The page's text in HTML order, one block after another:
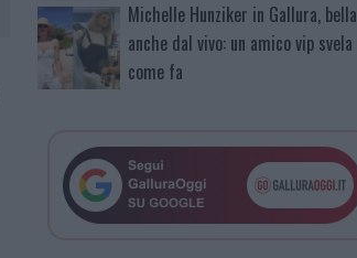
Michelle Hunziker in Gallura, bella
anche dal vivo: un amico vip svela
come fa